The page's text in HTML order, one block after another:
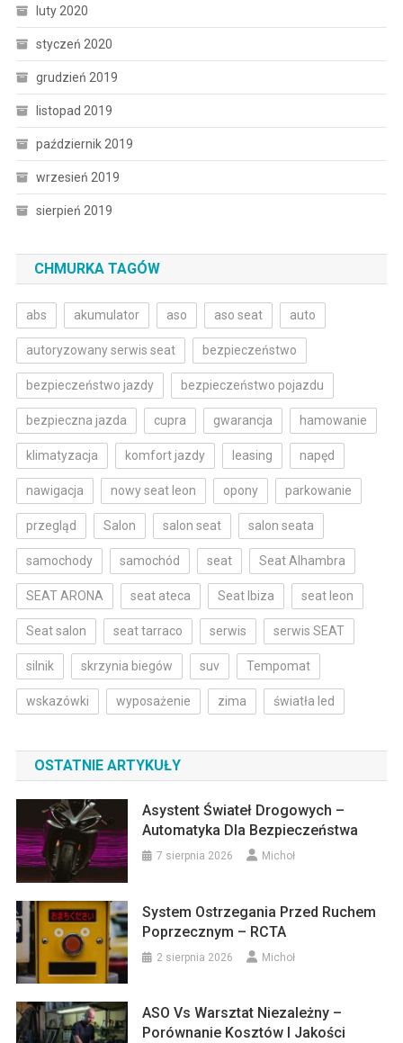
luty 2020
styczeń 2020
grudzień 2019
listopad 2019
październik 2019
wrzesień 2019
sierpień 2019
CHMURKA TAGÓW
abs akumulator aso aso seat auto
autoryzowany serwis seat bezpieczeństwo
bezpieczeństwo jazdy bezpieczeństwo pojazdu
bezpieczna jazda cupra gwarancja hamowanie
klimatyzacja komfort jazdy leasing napęd
nawigacja nowy seat leon opony parkowanie
przegląd Salon salon seat salon seata
samochody samochód seat Seat Alhambra
SEAT ARONA seat ateca Seat Ibiza seat leon
Seat salon seat tarraco serwis serwis SEAT
silnik skrzynia biegów suv Tempomat
wskazówki wyposażenie zima światła led
OSTATNIE ARTYKUŁY
Asystent Świateł Drogowych –
Automatyka Dla Bezpieczeństwa
7 sierpnia 2026 Michoł
System Ostrzegania Przed Ruchem
Poprzecznym – RCTA
2 sierpnia 2026 Michoł
ASO Vs Warsztat Niezależny –
Porównanie Kosztów I Jakości